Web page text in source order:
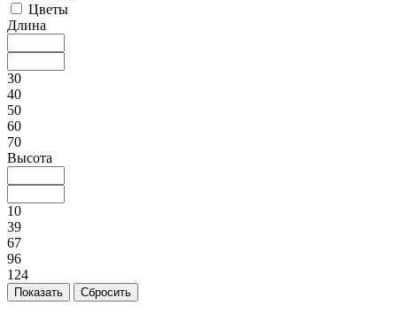
Цветы
Длина
30
40
50
60
70
Высота
10
39
67
96
124